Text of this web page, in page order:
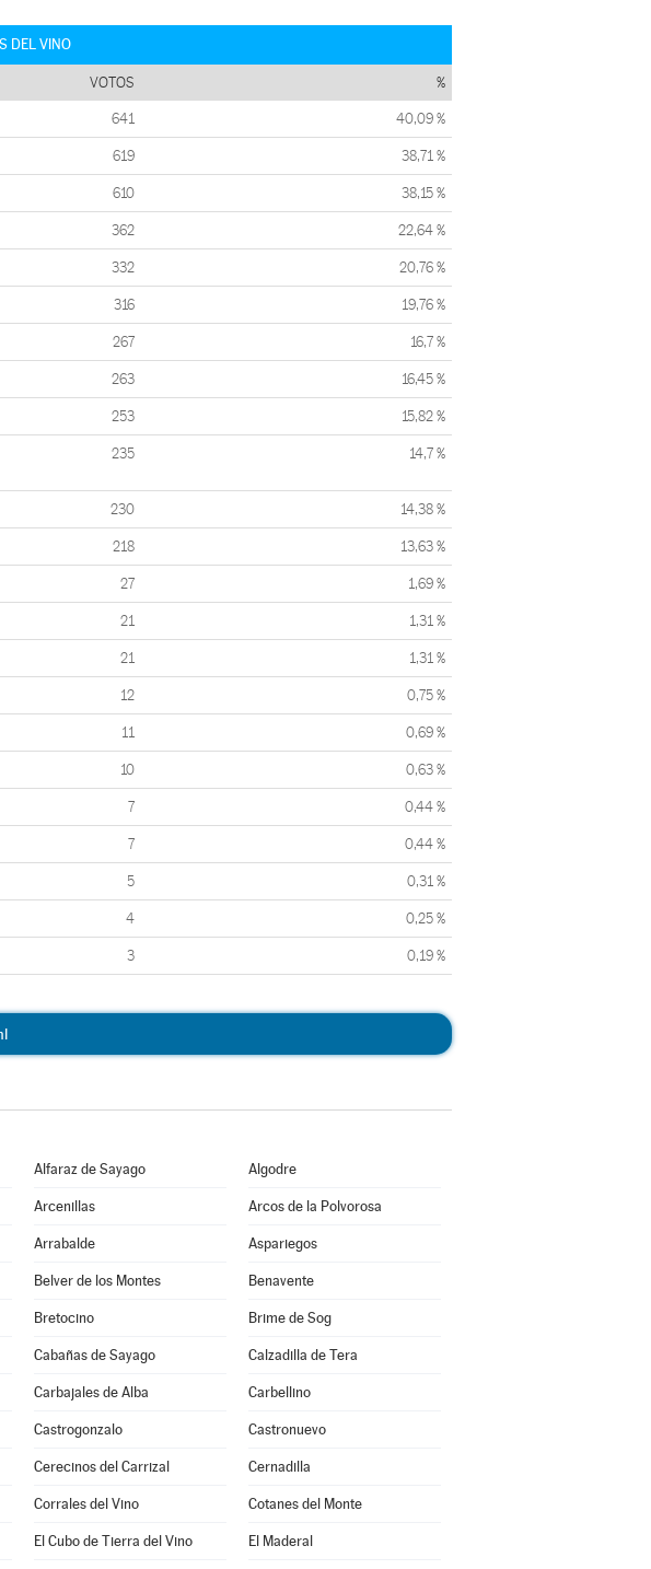
DEL VINO
VOTOS %
641 40,09 %
619 38,71 %
610 38,15 %
362 22,64 %
332 20,76 %
316 19,76 %
267 16,7 %
263 16,45 %
253 15,82 %
235 14,7 %
230 14,38 %
218 13,63 %
27 1,69 %
21 1,31 %
21 1,31 %
12 0,75 %
11 0,69 %
10 0,63 %
7 0,44 %
7 0,44 %
5 0,31 %
4 0,25 %
3 0,19 %
Alfaraz de Sayago Algodre
Arcenillas Arcos de la Polvorosa
Arrabalde Aspariegos
Belver de los Montes Benavente
Bretocino Brime de Sog
Cabañas de Sayago Calzadilla de Tera
Carbajales de Alba Carbellino
Castrogonzalo Castronuevo
Cerecinos del Carrizal Cernadilla
Corrales del Vino Cotanes del Monte
El Cubo de Tierra del Vino El Maderal